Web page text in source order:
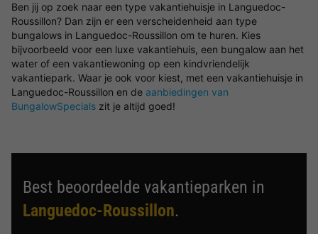
Ben jij op zoek naar een type vakantiehuisje in Languedoc-
Roussillon? Dan zijn er een verscheidenheid aan type
bungalows in Languedoc-Roussillon om te huren. Kies
bijvoorbeeld voor een luxe vakantiehuis, een bungalow aan het
water of een vakantiewoning op een kindvriendelijk
vakantiepark. Waar je ook voor kiest, met een vakantiehuisje in
Languedoc-Roussillon en de aanbiedingen van
BungalowSpecials zit je altijd goed!
Best beoordeelde vakantieparken in
Languedoc-Roussillon.